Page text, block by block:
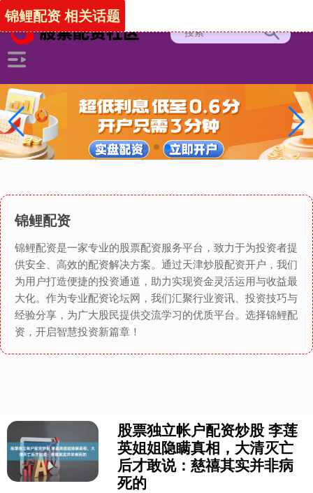
锦鲤配资
锦鲤配资是一家专业的股票配资服务平台，致力于为投资者提
供安全、高效的配资解决方案。通过天津炒股配资开户，我们
为用户打造便捷的投资通道，助力实现资金灵活运用与收益最
大化。作为专业配资论坛网，我们汇聚行业资讯、投资技巧与
经验分享，为广大股民提供交流学习的优质平台。选择锦鲤配
资，开启智慧投资新篇章！
锦鲤配资 相关话题
股票独立帐户配资炒股 李莲
英姐姐隐瞒真相，大清灭亡
后才敢说：慈禧其实并非病
死的